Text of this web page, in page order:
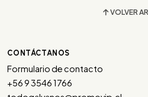
VOLVER
CONTÁCTANOS
Formulario de contacto
+56 9 3546 1766